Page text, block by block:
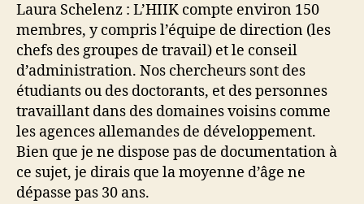
Laura Schelenz : L’HIIK compte environ 150
membres, y compris l’équipe de direction (les
chefs des groupes de travail) et le conseil
d’administration. Nos chercheurs sont des
étudiants ou des doctorants, et des personnes
travaillant dans des domaines voisins comme
les agences allemandes de développement.
Bien que je ne dispose pas de documentation à
ce sujet, je dirais que la moyenne d’âge ne
dépasse pas 30 ans.